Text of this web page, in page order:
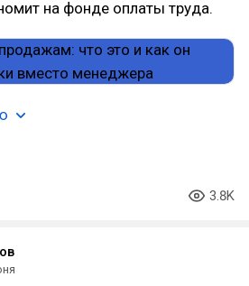
на фонде оплаты труда.
3.8K